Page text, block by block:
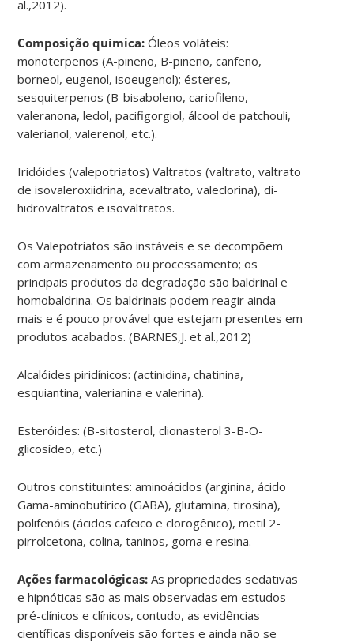
al.,2012).
Composição química:Óleos voláteis:
monoterpenos (A-pineno, B-pineno, canfeno,
borneol, eugenol, isoeugenol); ésteres,
sesquiterpenos (B-bisaboleno, cariofileno,
valeranona, ledol, pacifigorgiol, álcool de patchouli,
valerianol, valerenol, etc.).
Iridóides (valepotriatos) Valtratos (valtrato, valtrato
de isovaleroxiidrina, acevaltrato, valeclorina), di-
hidrovaltratos e isovaltratos.
Os Valepotriatos são instáveis e se decompõem
com armazenamento ou processamento; os
principais produtos da degradação são baldrinal e
homobaldrina. Os baldrinais podem reagir ainda
mais e é pouco provável que estejam presentes em
produtos acabados. (BARNES,J. et al.,2012)
Alcalóides piridínicos: (actinidina, chatinina,
esquiantina, valerianina e valerina).
Esteróides: (B-sitosterol, clionasterol 3-B-O-
glicosídeo, etc.)
Outros constituintes: aminoácidos (arginina, ácido
Gama-aminobutírico (GABA), glutamina, tirosina),
polifenóis (ácidos cafeico e clorogênico), metil 2-
pirrolcetona, colina, taninos, goma e resina.
Ações farmacológicas: As propriedades sedativas
e hipnóticas são as mais observadas em estudos
pré-clínicos e clínicos, contudo, as evidências
científicas disponíveis são fortes e ainda não se